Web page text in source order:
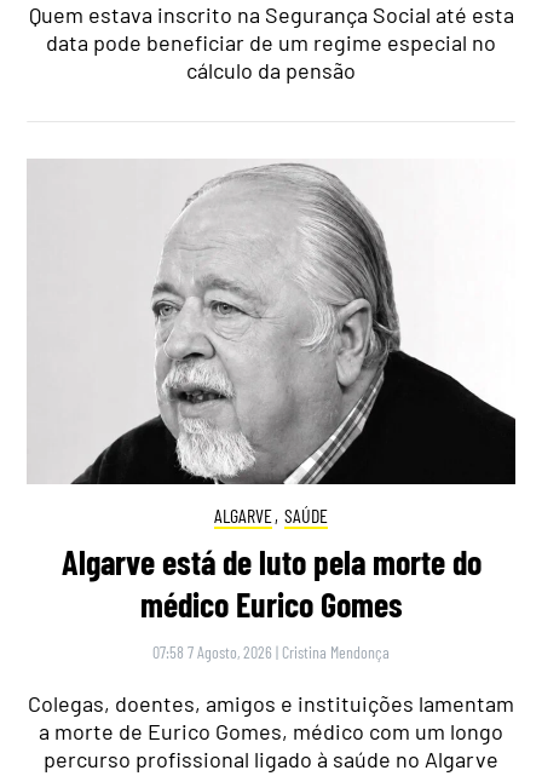
Quem estava inscrito na Segurança Social até esta
data pode beneficiar de um regime especial no
cálculo da pensão
ALGARVE, SAÚDE
Algarve está de luto pela morte do
médico Eurico Gomes
07:58 7 Agosto, 2026 | Cristina Mendonça
Colegas, doentes, amigos e instituições lamentam
a morte de Eurico Gomes, médico com um longo
percurso profissional ligado à saúde no Algarve